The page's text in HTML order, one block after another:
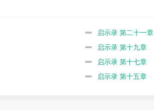
启示录 第二十一章
启示录 第十九章
启示录 第十七章
启示录 第十五章